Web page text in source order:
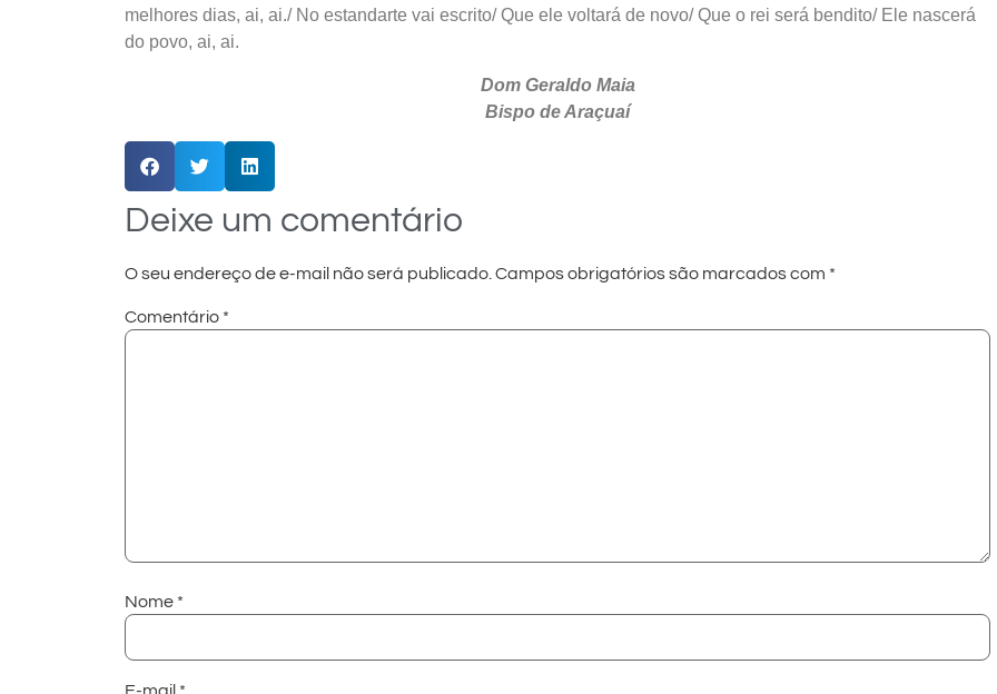
melhores dias, ai, ai./ No estandarte vai escrito/ Que ele voltará de novo/ Que o rei será bendito/ Ele nascerá
do povo, ai, ai.
Dom Geraldo Maia
Bispo de Araçuaí
Deixe um comentário
O seu endereço de e-mail não será publicado. Campos obrigatórios são marcados com *
Comentário *
Nome *